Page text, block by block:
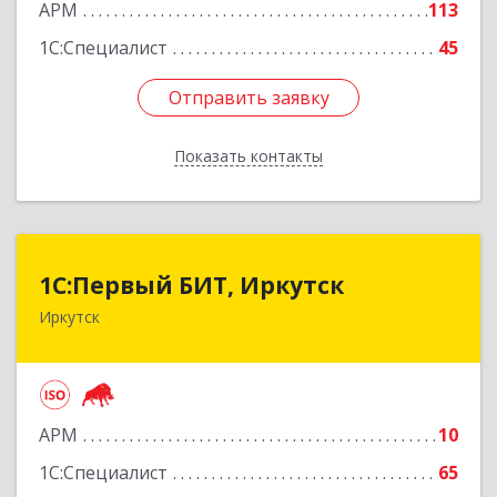
АРМ
113
1С:Специалист
45
Отправить заявку
Показать контакты
Подробнее
Отправить заявку
Назад
1С:Первый БИТ, Иркутск
Иркутск
АРМ
10
1С:Специалист
65
1С:Первый БИТ, Иркутск
664007, Иркутская обл, Иркутск г, Декабрьских